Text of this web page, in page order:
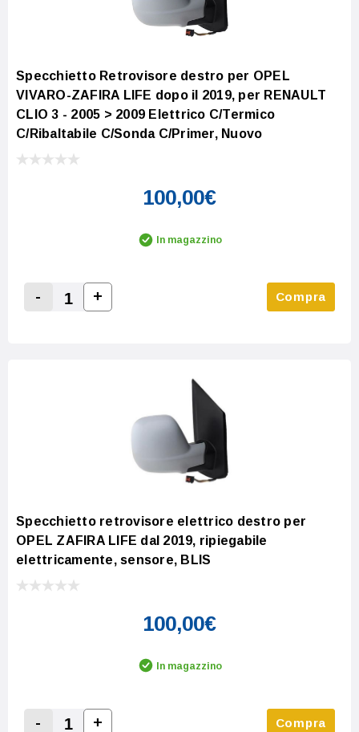
Specchietto Retrovisore destro per OPEL
VIVARO-ZAFIRA LIFE dopo il 2019, per RENAULT
CLIO 3 - 2005 > 2009 Elettrico C/Termico
C/Ribaltabile C/Sonda C/Primer, Nuovo
100,00€
In magazzino
Decrease Quantity:
-
Increase Quantity:
+ Compra
Specchietto retrovisore elettrico destro per
OPEL ZAFIRA LIFE dal 2019, ripiegabile
elettricamente, sensore, BLIS
100,00€
In magazzino
- + Compra